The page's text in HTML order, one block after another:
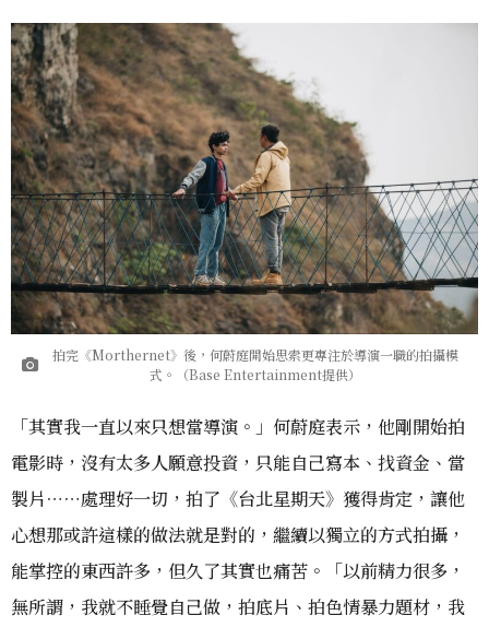
拍完《Morthernet》後，何蔚庭開始思索更專注於導演一職的拍攝模
式。（Base Entertainment提供）
「其實我一直以來只想當導演。」何蔚庭表示，他剛開始拍
電影時，沒有太多人願意投資，只能自己寫本、找資金、當
製片⋯⋯處理好一切，拍了《台北星期天》獲得肯定，讓他
心想那或許這樣的做法就是對的，繼續以獨立的方式拍攝，
能掌控的東西許多，但久了其實也痛苦。「以前精力很多，
無所謂，我就不睡覺自己做，拍底片、拍色情暴力題材，我